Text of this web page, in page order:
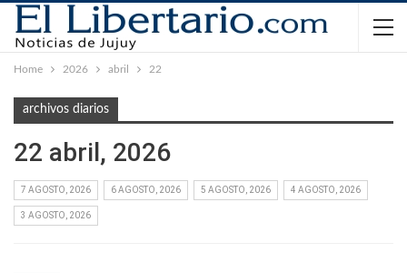
Home 2026 abril 22
archivos diarios
22 abril, 2026
7 AGOSTO, 2026 6 AGOSTO, 2026 5 AGOSTO, 2026 4 AGOSTO, 2026
3 AGOSTO, 2026